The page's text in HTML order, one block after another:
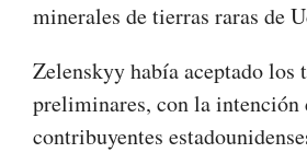
minerales de tierras raras de
Zelenskyy había aceptado los
preliminares, con la intención
contribuyentes